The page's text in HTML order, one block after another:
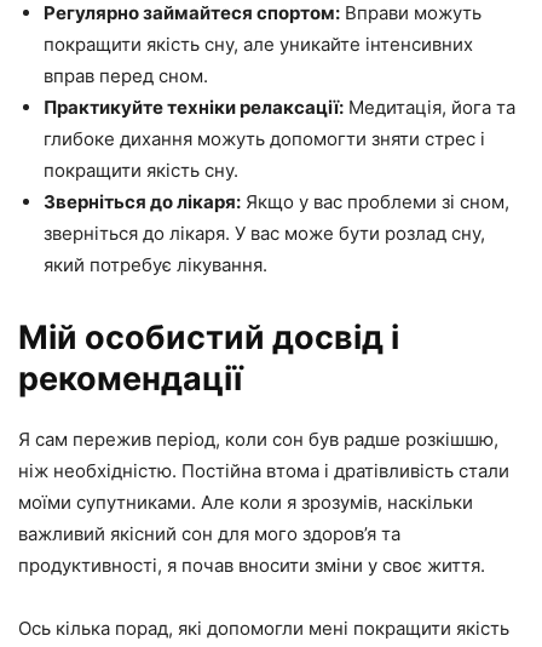
Регулярно займайтеся спортом: Вправи можуть
покращити якість сну, але уникайте інтенсивних
вправ перед сном.
Практикуйте техніки релаксації: Медитація, йога та
глибоке дихання можуть допомогти зняти стрес і
покращити якість сну.
Зверніться до лікаря: Якщо у вас проблеми зі сном,
зверніться до лікаря. У вас може бути розлад сну,
який потребує лікування.
Мій особистий досвід і
рекомендації
Я сам пережив період, коли сон був радше розкішшю,
ніж необхідністю. Постійна втома і дратівливість стали
моїми супутниками. Але коли я зрозумів, наскільки
важливий якісний сон для мого здоров’я та
продуктивності, я почав вносити зміни у своє життя.
Ось кілька порад, які допомогли мені покращити якість